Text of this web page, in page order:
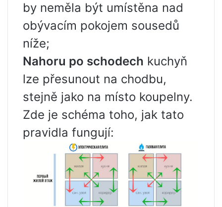
by neměla být umístěna nad
obývacím pokojem sousedů
níže;
Nahoru po schodech kuchyň
lze přesunout na chodbu,
stejně jako na místo koupelny.
Zde je schéma toho, jak tato
pravidla fungují: